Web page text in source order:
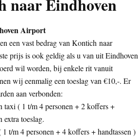
naar Eindhoven
Airport
een vast bedrag van Kontich naar
prijs is ook geldig als u van uit Eindhoven
wil worden, bij enkele rit vanuit
wij eenmalig een toeslag van €10,-. Er
aan verbonden:
taxi ( 1 t/m 4 personen + 2 koffers +
extra toeslag.
t/m 4 personen + 4 koffers + handtassen )